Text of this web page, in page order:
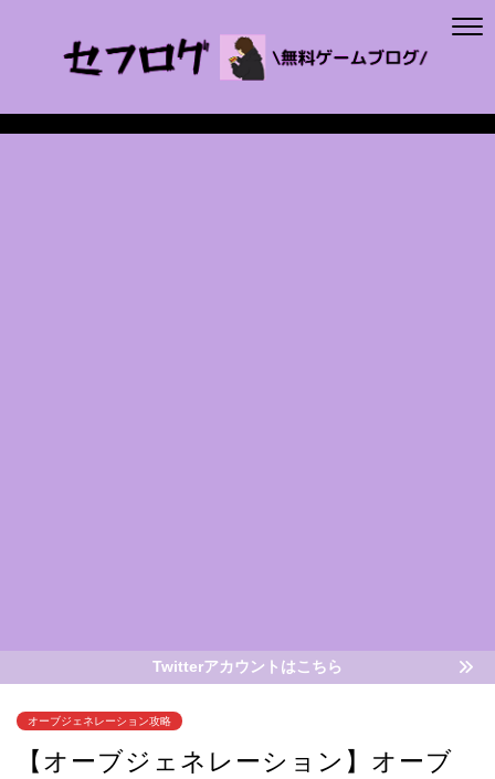
Twitterアカウントはこちら
オーブジェネレーション攻略
【オーブジェネレーション】オーブ